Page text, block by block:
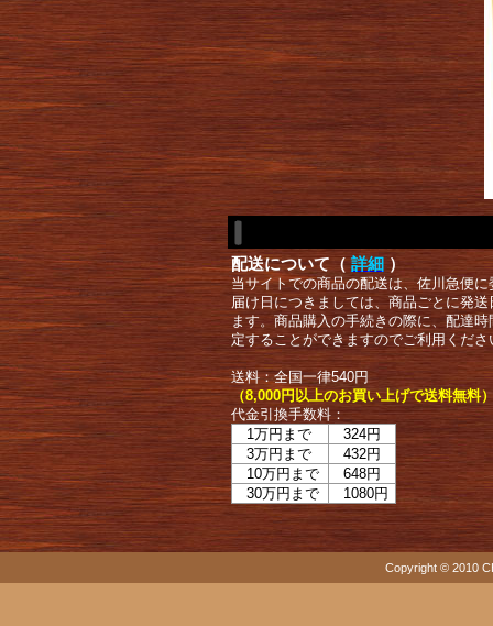
配送について（ 詳細 ）
当サイトでの商品の配送は、佐川急便
届け日につきましては、商品ごとに発
ます。商品購入の手続きの際に、配達
定することができますのでご利用くださ
送料：全国一律540円
（8,000円以上のお買い上げで送料無料
代金引換手数料：
1万円まで
324円
3万円まで
432円
10万円まで
648円
30万円まで
1080円
Copyright © 2010